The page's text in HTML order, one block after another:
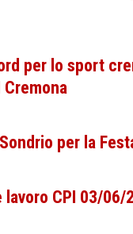
per lo sport
Cremona
per la
CPI 03/06/